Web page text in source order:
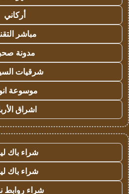
أركاني
مباشر
مدونة
شرقيات
موسوعة
اشراق
شراء باك
شراء باك
شراء روابط